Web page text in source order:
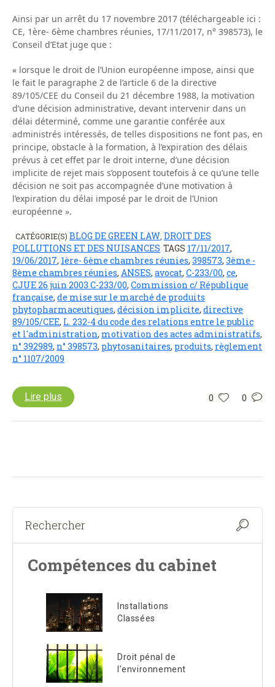
Ainsi par un arrêt du 17 novembre 2017 (téléchargeable ici :
CE, 1ère- 6ème chambres réunies, 17/11/2017, n° 398573), le
Conseil d’Etat juge que :
« lorsque le droit de l’Union européenne impose, ainsi que
le fait le paragraphe 2 de l’article 6 de la directive
89/105/CEE du Conseil du 21 décembre 1988, la motivation
d’une décision administrative, devant intervenir dans un
délai déterminé, comme une garantie conférée aux
administrés intéressés, de telles dispositions ne font pas, en
principe, obstacle à la formation, à l’expiration des délais
prévus à cet effet par le droit interne, d’une décision
implicite de rejet mais s’opposent toutefois à ce qu’une telle
décision ne soit pas accompagnée d’une motivation à
l’expiration du délai imposé par le droit de l’Union
européenne ».
CATÉGORIE(S) BLOG DE GREEN LAW DROIT DES
POLLUTIONS ET DES NUISANCES TAGS 17/11/2017,
19/06/2017, 1ère- 6ème chambres réunies, 398573, 3ème -
8ème chambres réunies, ANSES, avocat, C-233/00, ce,
CJUE 26 juin 2003 C-233/00, Commission c/ République
française, de mise sur le marché de produits
phytopharmaceutiques, décision implicite, directive
89/105/CEE, L. 232-4 du code des relations entre le public
et l'administration, motivation des actes administratifs,
n° 392989, n° 398573, phytosanitaires, produits, règlement
n° 1107/2009
0 0
Lire plus
Compétences du cabinet
Installations
Classées
Droit pénal de
l’environnement